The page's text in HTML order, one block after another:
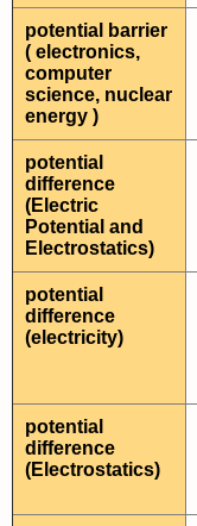
potential barrier
( electronics,
computer
science, nuclear
energy )
potential
difference
(Electric
Potential and
Electrostatics)
potential
difference
(electricity)
potential
difference
(Electrostatics)